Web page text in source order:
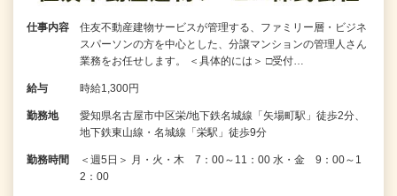
仕事内容
住友不動産建物サービスが管理する、ファミリー層・ビジネ
スパーソンの方を中心とした、分譲マンションの管理人さん
業務をお任せします。 ＜具体的には＞ □受付…
給与 時給1,300円
勤務地
愛知県名古屋市中区栄/地下鉄名城線「矢場町駅」徒歩2分、
地下鉄東山線・名城線「栄駅」徒歩9分
勤務時間
＜週5日＞ 月・火・木 7：00～11：00 水・金 9：00～1
2：00